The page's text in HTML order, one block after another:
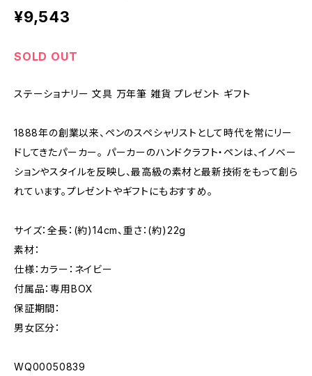
¥9,543
SOLD OUT
ステーショナリー 文具 万年筆 雑貨 プレゼント ギフト
1888年の創業以来、ペンのスペシャリストとして時代を常にリー
ドしてきたパーカー。 パーカーのハンドクラフト・ペンは、イノベー
ションやスタイルを反映し、最高級の素材と最新技術をもって創ら
れています。プレゼントやギフトにもおすすめ。
サイズ：全長：(約)14cm、重さ：(約)22g
素材：
仕様：カラー：ネイビー
付属品：専用BOX
保証期間：
男女区分：
WQ00050839